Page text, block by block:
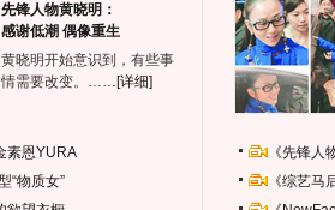
先锋人物黄晓明：
感谢低潮 偶像重生
黄晓明开始意识到，有些事
情需要改变。…… [详细]
素恩YURA
“物质女”
《先锋
《综艺